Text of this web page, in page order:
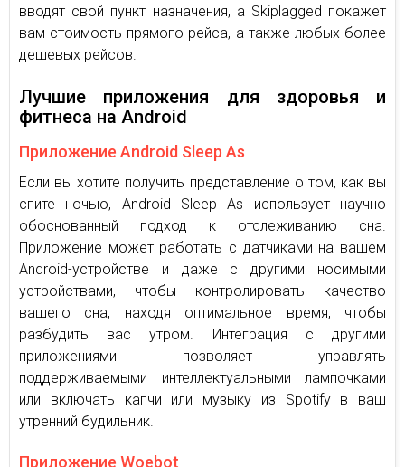
вводят свой пункт назначения, а Skiplagged покажет
вам стоимость прямого рейса, а также любых более
дешевых рейсов.
Лучшие приложения для здоровья и
фитнеса на Android
Приложение Android Sleep As
Если вы хотите получить представление о том, как вы
спите ночью, Android Sleep As использует научно
обоснованный подход к отслеживанию сна.
Приложение может работать с датчиками на вашем
Android-устройстве и даже с другими носимыми
устройствами, чтобы контролировать качество
вашего сна, находя оптимальное время, чтобы
разбудить вас утром. Интеграция с другими
приложениями позволяет управлять
поддерживаемыми интеллектуальными лампочками
или включать капчи или музыку из Spotify в ваш
утренний будильник.
Приложение Woebot